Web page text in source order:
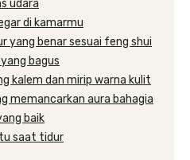
udara
di kamarmu
yang benar sesuai feng shui
bagus
kalem dan mirip warna kulit
memancarkan aura bahagia
baik
saat tidur